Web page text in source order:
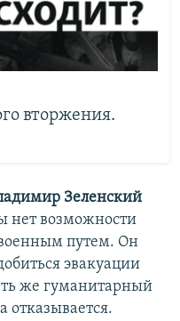
вторжения.
Зеленский
нет возможности
путем. Он
эвакуации
же гуманитарный
отказывается.